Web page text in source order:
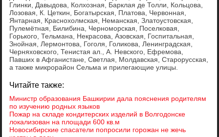
Глинки, Давыдова, Колхозная, Барклая де Толли, Кольцова,
Лозовая, К. Цеткин, Богатырская, Платова, Червонная,
Янтарная, Краснохолмская, Неманская, Златоустовская,
Пулемётная, Билибина, Черноморская, Поселковая,
Горького, Тельмана, Некрасова, Азовская, Госпитальная,
Знойная, Лермонтова, Гоголя, Голикова, Ленинградская,
Черняховского, Тенистая ал., А. Невского, Ефремова,
Павших в Афганистане, Светлая, Молдавская, Старорусская,
а также микрорайон Сельма и прилегающие улицы.
Читайте также:
Министр образования Башкирии дала пояснения родителям
по изучению родных языков
Пожар на складе кондитерских изделий в Волгодонске
локализован на площади 600 кв.м
Новосибирские спасатели попросили горожан не жечь